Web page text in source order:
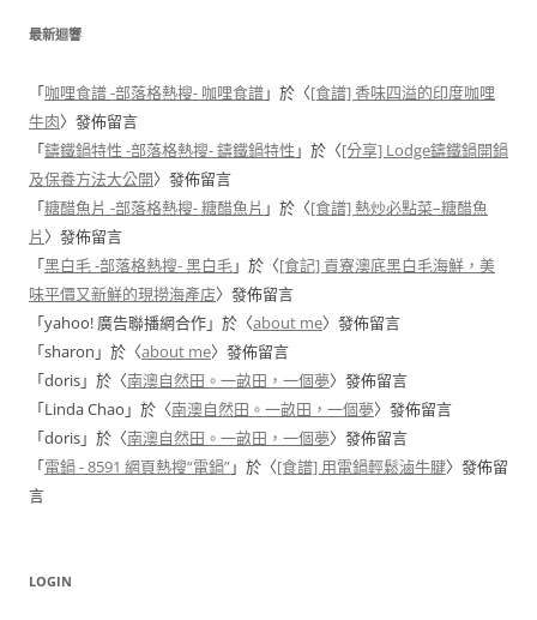
最新迴響
「咖哩食譜 -部落格熱搜- 咖哩食譜」於〈[食譜] 香味四溢的印度咖哩
牛肉〉發佈留言
「鑄鐵鍋特性 -部落格熱搜- 鑄鐵鍋特性 」於〈[分享] Lodge鑄鐵鍋開鍋
及保養方法大公開〉發佈留言
「糖醋魚片 -部落格熱搜- 糖醋魚片 」於〈[食譜] 熱炒必點菜–糖醋魚
片 〉發佈留言
「黑白毛 -部落格熱搜- 黑白毛」於〈[食記] 貢寮澳底黑白毛海鮮，美
味平價又新鮮的現撈海產店〉發佈留言
「yahoo! 廣告聯播網合作」於〈about me〉發佈留言
「sharon 」於〈about me〉發佈留言
「doris」於〈南澳自然田。一畝田，一個夢〉發佈留言
「Linda Chao 」於〈南澳自然田。一畝田，一個夢〉發佈留言
「doris」於〈南澳自然田。一畝田，一個夢〉發佈留言
「電鍋 - 8591 網頁熱搜“電鍋”」於〈[食譜] 用電鍋輕鬆滷牛腱〉發佈留
言
LOGIN